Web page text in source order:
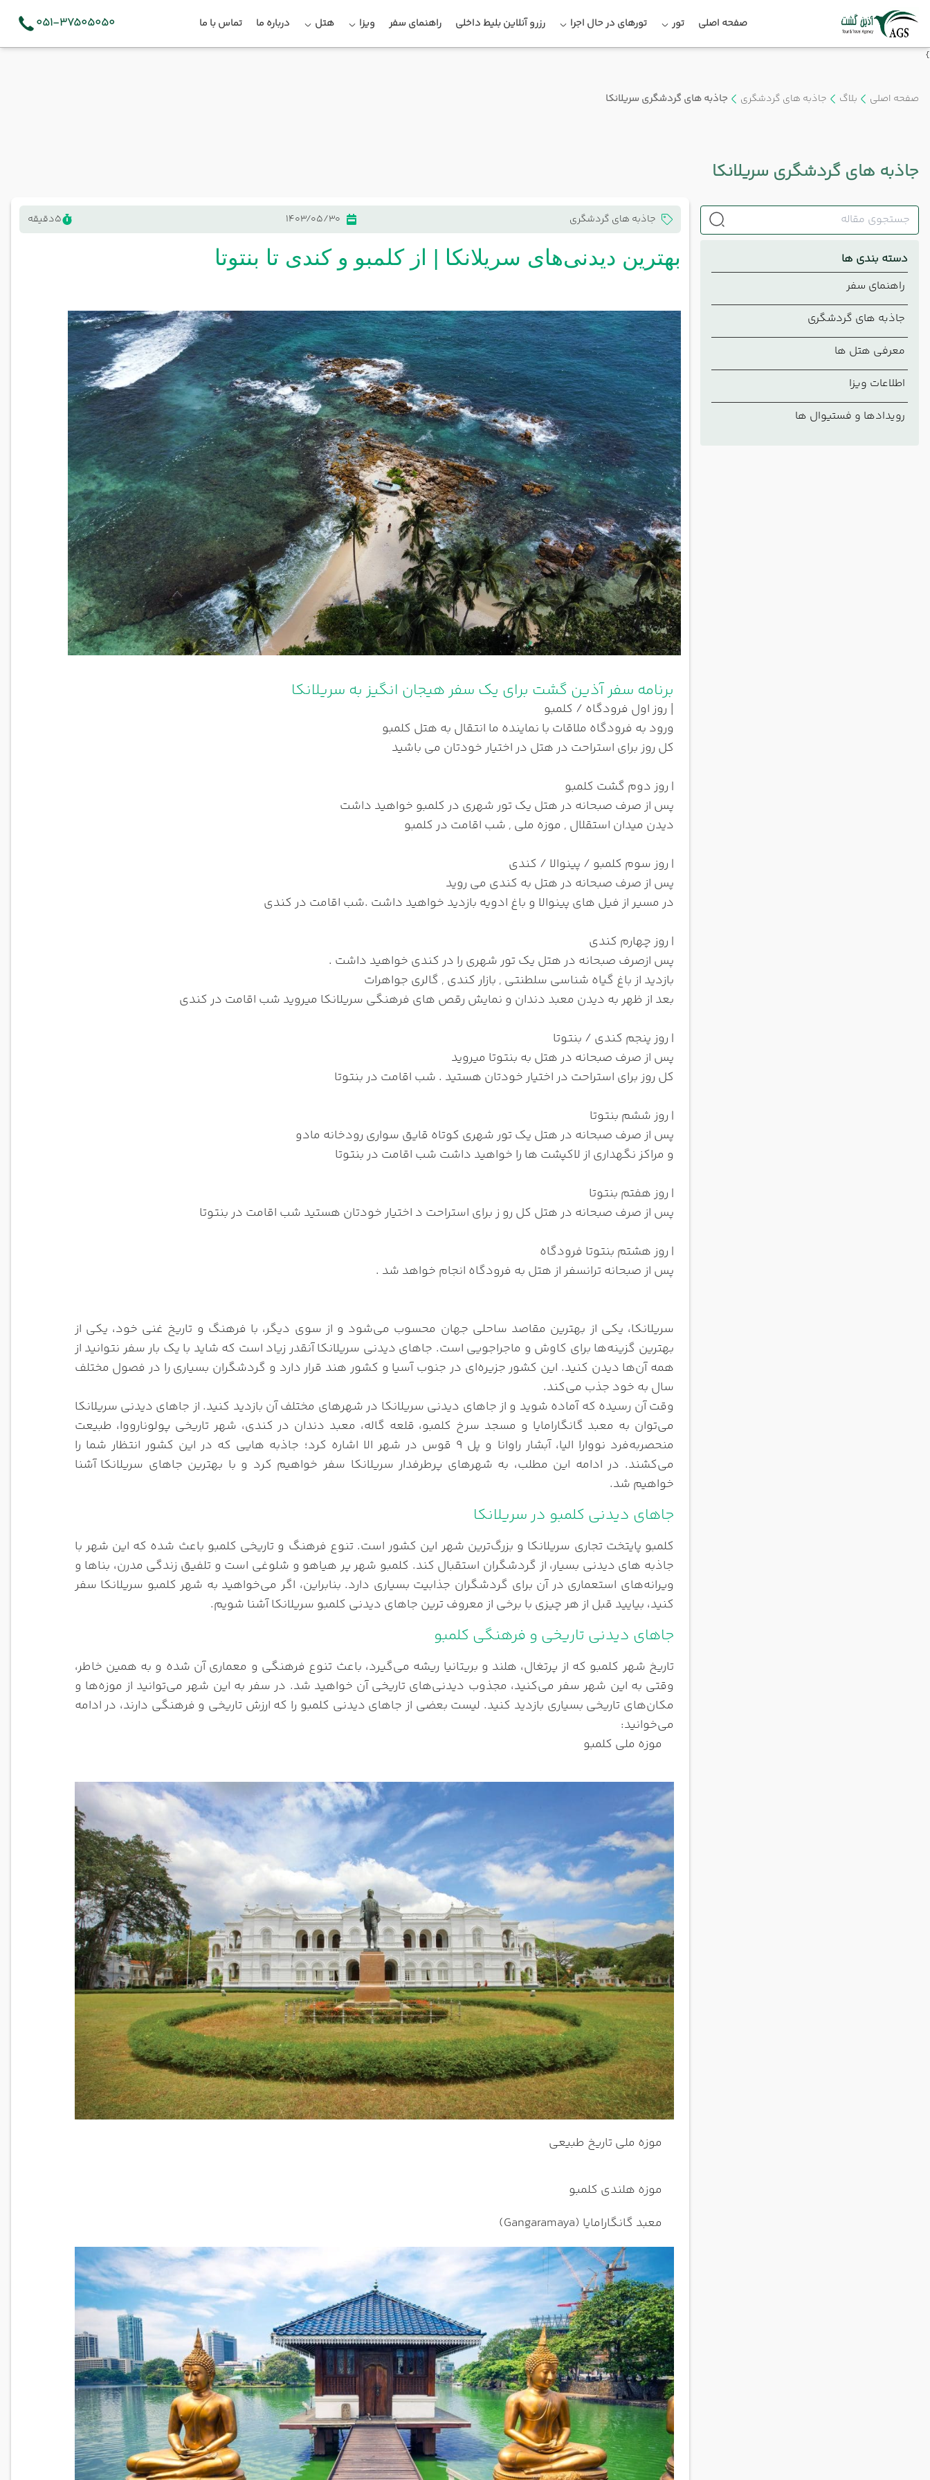
صفحه اصلی تور تورهای در حال اجرا رزرو آنلاین بلیط داخلی راهنمای سفر ویزا هتل درباره ما تماس با ما
051-37505050
}
صفحه اصلی بلاگ جاذبه های گردشگری جاذبه های گردشگری سریلانکا
جاذبه های گردشگری سریلانکا
دسته بندی ها
راهنمای سفر
جاذبه های گردشگری
معرفی هتل ها
اطلاعات ویزا
رویدادها و فستیوال ها
جاذبه های گردشگری 1403/05/30
5دقیقه
بهترین دیدنی‌های سریلانکا | از کلمبو و کندی تا بنتوتا
برنامه سفر آذین گشت برای یک سفر هیجان انگیز به سریلانکا
روز اول فرودگاه / کلمبو
ورود به فرودگاه ملاقات با نماینده ما انتقال به هتل کلمبو
کل روز برای استراحت در هتل در اختیار خودتان می باشید
| روز دوم گشت کلمبو
پس از صرف صبحانه در هتل یک تور شهری در کلمبو خواهید داشت
دیدن میدان استقلال , موزه ملی , شب اقامت در کلمبو
| روز سوم کلمبو / پینوالا / کندی
پس از صرف صبحانه در هتل به کندی می روید
در مسیر از فیل های پینوالا و باغ ادویه بازدید خواهید داشت .شب اقامت در کندی
| روز چهارم کندی
پس ازصرف صبحانه در هتل یک تور شهری را در کندی خواهید داشت .
بازدید از باغ گیاه شناسی سلطنتی , بازار کندی , گالری جواهرات
بعد از ظهر به دیدن معبد دندان و نمایش رقص های فرهنگی سریلانکا میروید شب اقامت در کندی
| روز پنجم کندی / بنتوتا
پس از صرف صبحانه در هتل به بنتوتا میروید
کل روز برای استراحت در اختیار خودتان هستید . شب اقامت در بنتوتا
| روز ششم بنتوتا
پس از صرف صبحانه در هتل یک تور شهری کوتاه قایق سواری رودخانه مادو
و مراکز نگهداری از لاکپشت ها را خواهید داشت شب اقامت در بنتوتا
| روز هفتم بنتوتا
پس از صرف صبحانه در هتل کل رو ز برای استراحت د اختیار خودتان هستید شب اقامت در بنتوتا
| روز هشتم بنتوتا فرودگاه
پس از صبحانه ترانسفر از هتل به فرودگاه انجام خواهد شد .
سریلانکا، یکی از بهترین مقاصد ساحلی جهان محسوب می‌شود و از سوی دیگر، با فرهنگ و تاریخ غنی خود، یکی از
بهترین گزینه‌ها برای کاوش و ماجراجویی است. جاهای دیدنی سریلانکا آنقدر زیاد است که شاید با یک بار سفر نتوانید از
همه آن‌ها دیدن کنید. این کشور جزیره‌ای در جنوب آسیا و کشور هند قرار دارد و گردشگران بسیاری را در فصول مختلف
سال به خود جذب می‌کند.
وقت آن رسیده که آماده شوید و از جاهای دیدنی سریلانکا در شهرهای مختلف آن بازدید کنید. از جاهای دیدنی سریلانکا
می‌توان به معبد گانگارامایا و مسجد سرخ کلمبو، قلعه گاله، معبد دندان در کندی، شهر تاریخی پولونارووا، طبیعت
منحصربه‌فرد نووارا الیا، آبشار راوانا و پل ۹ قوس در شهر الا اشاره کرد؛ جاذبه‌ هایی که در این کشور انتظار شما را
می‌کشند. در ادامه این مطلب، به شهرهای پرطرفدار سریلانکا سفر خواهیم کرد و با بهترین جاهای سریلانکا آشنا
خواهیم شد.
جاهای دیدنی کلمبو در سریلانکا
کلمبو پایتخت تجاری سریلانکا و بزرگ‌ترین شهر این کشور است. تنوع فرهنگ و تاریخی کلمبو باعث شده که این شهر با
جاذبه های دیدنی بسیار، از گردشگران استقبال کند. کلمبو شهر پر هیاهو و شلوغی است و تلفیق زندگی مدرن، بناها و
ویرانه‌های استعماری در آن برای گردشگران جذابیت بسیاری دارد. بنابراین، اگر می‌خواهید به شهر کلمبو سریلانکا سفر
کنید، بیایید قبل از هر چیزی با برخی از معروف‌ ترین جاهای دیدنی کلمبو سریلانکا آشنا شویم.
جاهای دیدنی تاریخی و فرهنگی کلمبو
تاریخ شهر کلمبو که از پرتغال، هلند و بریتانیا ریشه می‌گیرد، باعث تنوع فرهنگی و معماری آن شده و به همین خاطر،
وقتی به این شهر سفر می‌کنید، مجذوب دیدنی‌های تاریخی آن خواهید شد. در سفر به این شهر می‌توانید از موزه‌ها و
مکان‌های تاریخی بسیاری بازدید کنید. لیست بعضی از جاهای دیدنی کلمبو را که ارزش تاریخی و فرهنگی دارند، در ادامه
می‌خوانید:
موزه ملی کلمبو
موزه ملی تاریخ طبیعی
موزه هلندی کلمبو
معبد گانگارامایا (Gangaramaya)